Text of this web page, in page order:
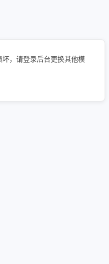
，请登录后台更换其他模